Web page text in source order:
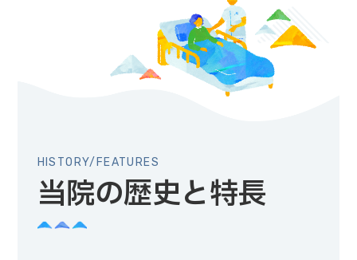
HISTORY/FEATURES
当院の歴史と特長